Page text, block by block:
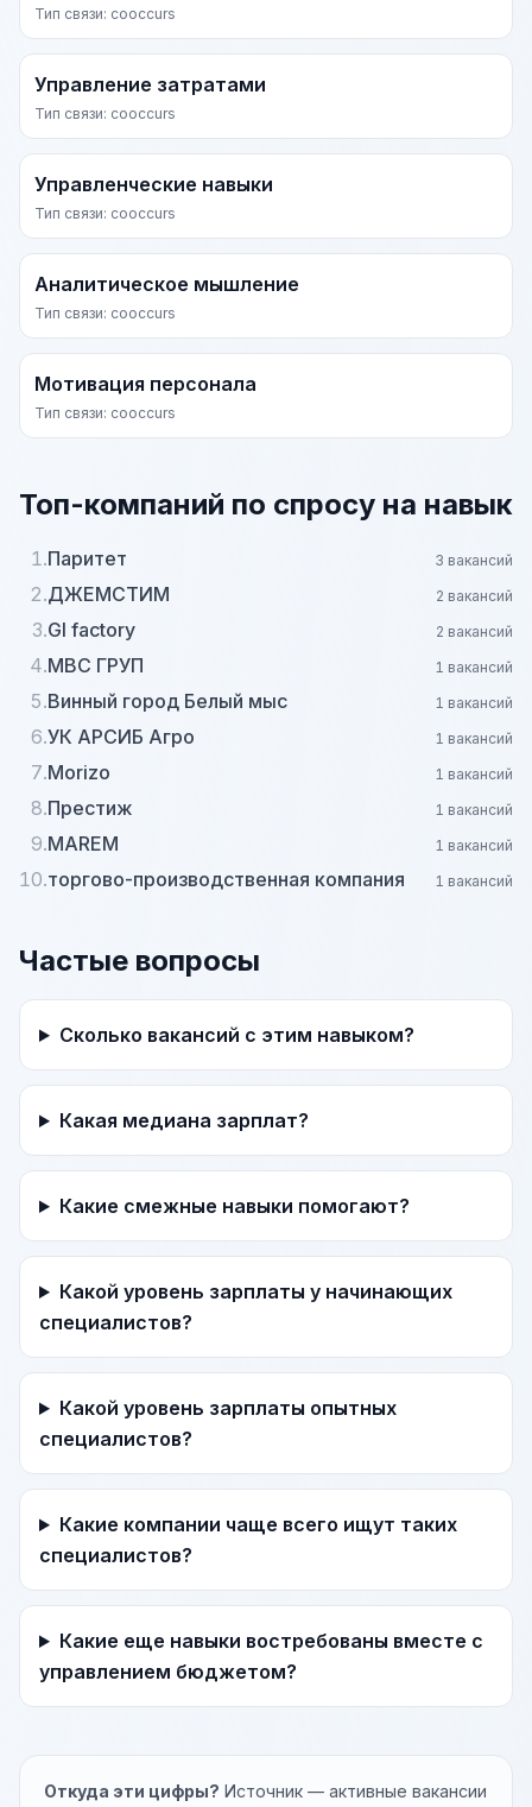
Тип связи: cooccurs
Управление затратами
Тип связи: cooccurs
Управленческие навыки
Тип связи: cooccurs
Аналитическое мышление
Тип связи: cooccurs
Мотивация персонала
Тип связи: cooccurs
Топ-компаний по спросу на навык
1.Паритет 3 вакансий
2.ДЖЕМСТИМ 2 вакансий
3.Gl factory 2 вакансий
4.МВС ГРУП 1 вакансий
5.Винный город Белый мыс 1 вакансий
6.УК АРСИБ Агро 1 вакансий
7.Morizo 1 вакансий
8.Престиж 1 вакансий
9.MAREM 1 вакансий
10.торгово-производственная компания 1 вакансий
Частые вопросы
Сколько вакансий с этим навыком?
Какая медиана зарплат?
Какие смежные навыки помогают?
Какой уровень зарплаты у начинающих
специалистов?
Какой уровень зарплаты опытных
специалистов?
Какие компании чаще всего ищут таких
специалистов?
Какие еще навыки востребованы вместе с
управлением бюджетом?
Откуда эти цифры? Источник — активные вакансии